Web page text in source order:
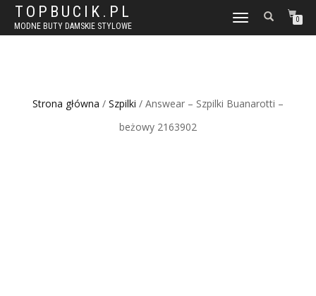
TOPBUCIK.PL
MODNE BUTY DAMSKIE STYLOWE
WŁĄCZ
NAWIGACJĘ
0
Strona główna / Szpilki / Answear – Szpilki Buanarotti –
beżowy 2163902